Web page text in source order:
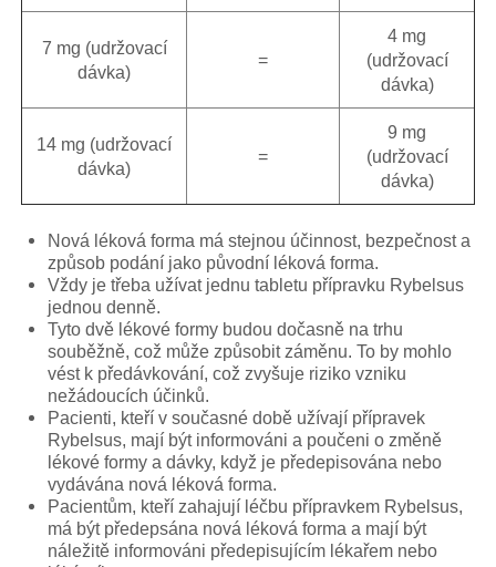
7 mg (udržovací
dávka)
=
4 mg
(udržovací
dávka)
14 mg (udržovací
dávka)
=
9 mg
(udržovací
dávka)
Nová léková forma má stejnou účinnost, bezpečnost a
způsob podání jako původní léková forma.
Vždy je třeba užívat jednu tabletu přípravku Rybelsus
jednou denně.
Tyto dvě lékové formy budou dočasně na trhu
souběžně, což může způsobit záměnu. To by mohlo
vést k předávkování, což zvyšuje riziko vzniku
nežádoucích účinků.
Pacienti, kteří v současné době užívají přípravek
Rybelsus, mají být informováni a poučeni o změně
lékové formy a dávky, když je předepisována nebo
vydávána nová léková forma.
Pacientům, kteří zahajují léčbu přípravkem Rybelsus,
má být předepsána nová léková forma a mají být
náležitě informováni předepisujícím lékařem nebo